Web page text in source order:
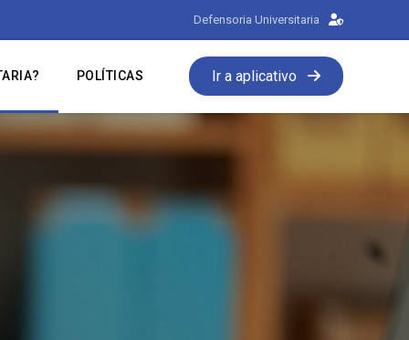
Defensoria Universitaria
POLÍTICAS Ir a aplicativo